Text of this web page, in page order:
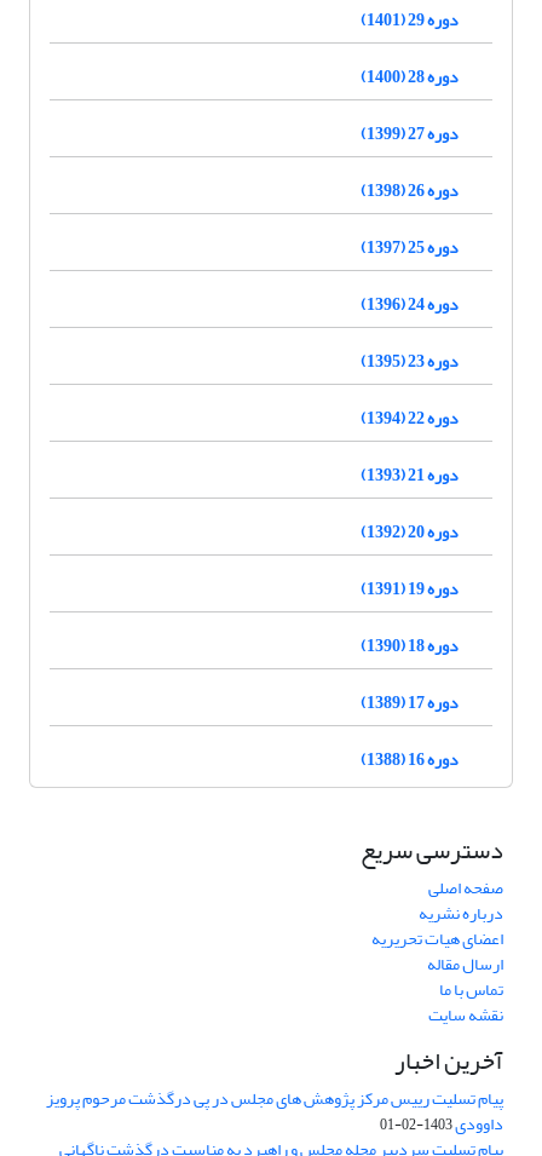
دوره 29 (1401)
دوره 28 (1400)
دوره 27 (1399)
دوره 26 (1398)
دوره 25 (1397)
دوره 24 (1396)
دوره 23 (1395)
دوره 22 (1394)
دوره 21 (1393)
دوره 20 (1392)
دوره 19 (1391)
دوره 18 (1390)
دوره 17 (1389)
دوره 16 (1388)
دسترسی سریع
صفحه اصلی
درباره نشریه
اعضای هیات تحریریه
ارسال مقاله
تماس با ما
نقشه سایت
آخرین اخبار
پیام تسلیت رییس مرکز پژوهش های مجلس در پی درگذشت مرحوم پرویز
داوودی1403-02-01
پیام تسلیت سردبیر مجله مجلس و راهبرد به مناسبت درگذشت ناگهانی